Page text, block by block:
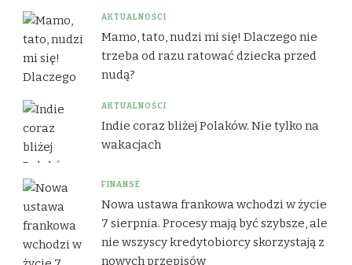
AKTUALNOŚCI
Mamo, tato, nudzi mi się! Dlaczego nie
trzeba od razu ratować dziecka przed
nudą?
AKTUALNOŚCI
Indie coraz bliżej Polaków. Nie tylko na
wakacjach
FINANSE
Nowa ustawa frankowa wchodzi w życie
7 sierpnia. Procesy mają być szybsze, ale
nie wszyscy kredytobiorcy skorzystają z
nowych przepisów